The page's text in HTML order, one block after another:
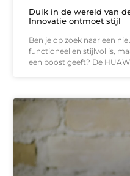
Duik in de wereld van
Innovatie ontmoet stijl
Ben je op zoek naar een
functioneel en stijlvol is,
een boost geeft? De